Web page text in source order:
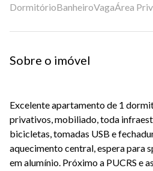
DormitórioBanheiroVagaÁrea
Sobre o imóvel
Excelente apartamento de 1
privativos, mobiliado, toda
bicicletas, tomadas USB e
aquecimento central, espera para
em alumínio. Próximo a PUCRS e